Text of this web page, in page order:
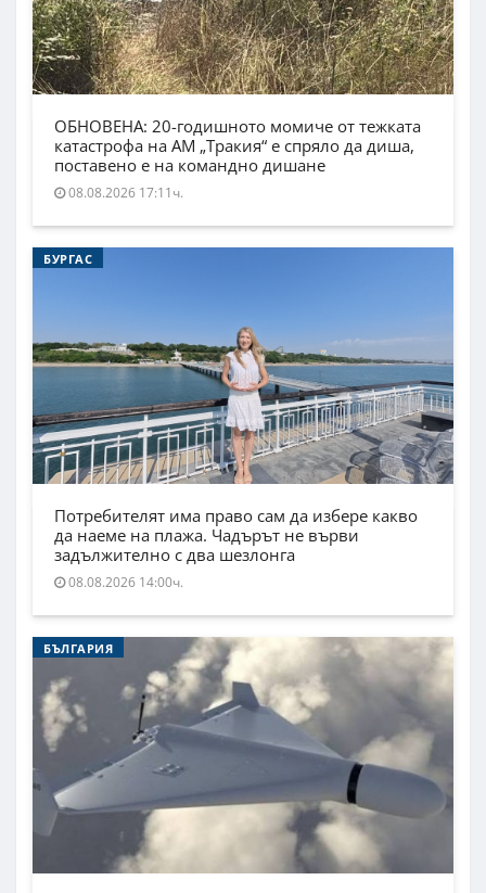
ОБНОВЕНА: 20-годишното момиче от тежката
катастрофа на АМ „Тракия“ е спряло да диша,
поставено е на командно дишане
08.08.2026 17:11ч.
БУРГАС
Потребителят има право сам да избере какво
да наеме на плажа. Чадърът не върви
задължително с два шезлонга
08.08.2026 14:00ч.
БЪЛГАРИЯ